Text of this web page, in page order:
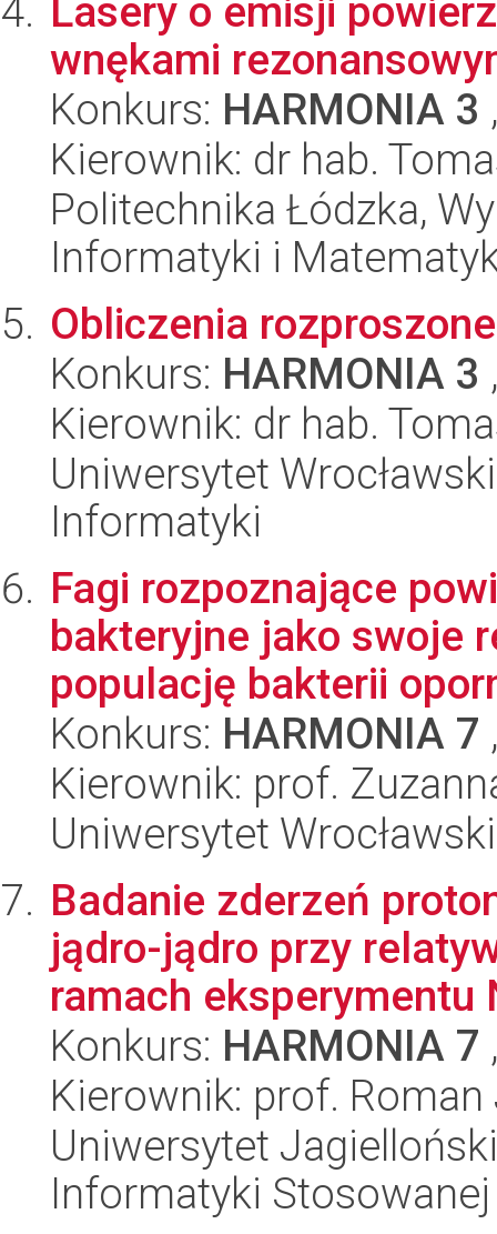
Lasery o emisji
wnękami
Konkurs: HARMONIA 3
Kierownik: dr hab.
Politechnika Łódzka,
Informatyki i
Obliczenia
Konkurs: HARMONIA 3
Kierownik: dr hab.
Uniwersytet
Informatyki
Fagi rozpoznające
bakteryjne jako swoje
populację bakterii
Konkurs: HARMONIA 7
Kierownik: prof.
Uniwersytet
Badanie zderzeń
jądro-jądro przy
ramach eksperymentu
Konkurs: HARMONIA 7
Kierownik: prof. Roman
Uniwersytet
Informatyki Stosowanej